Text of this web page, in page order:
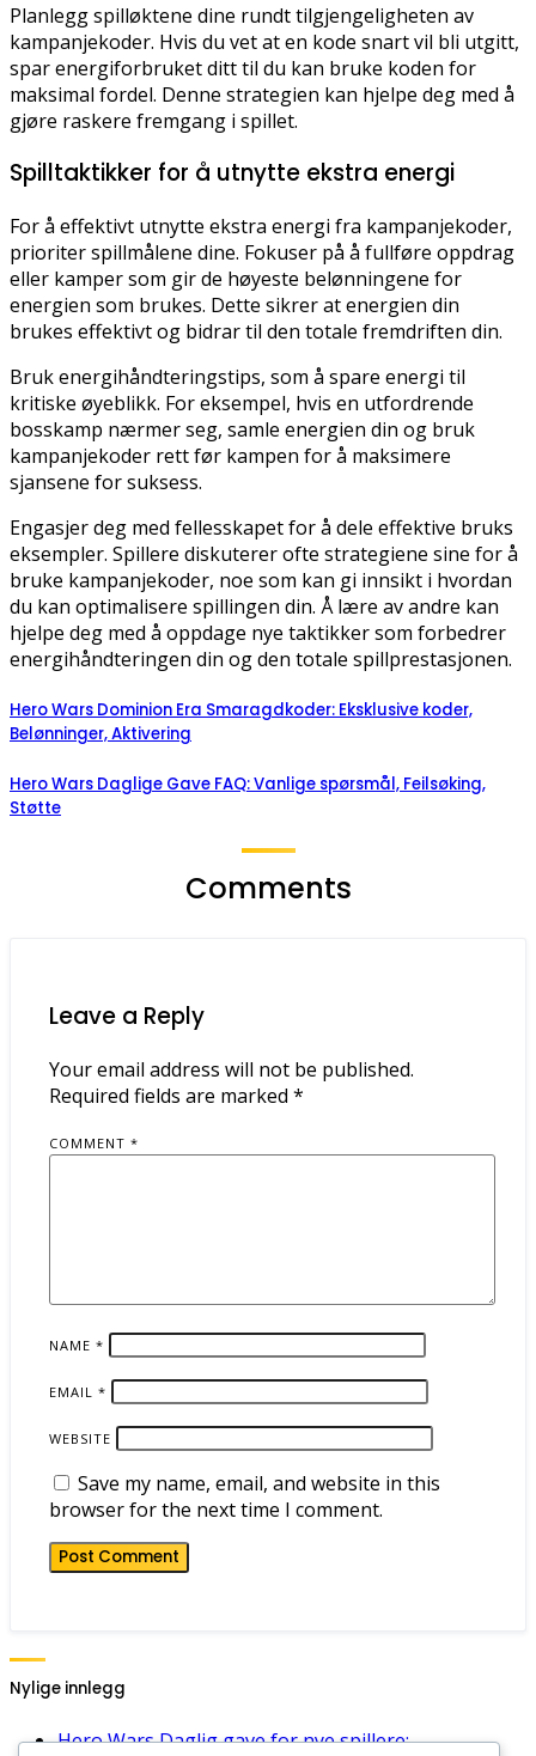
Planlegg spilløktene dine rundt tilgjengeligheten av
kampanjekoder. Hvis du vet at en kode snart vil bli utgitt,
spar energiforbruket ditt til du kan bruke koden for
maksimal fordel. Denne strategien kan hjelpe deg med å
gjøre raskere fremgang i spillet.
Spilltaktikker for å utnytte ekstra energi
For å effektivt utnytte ekstra energi fra kampanjekoder,
prioriter spillmålene dine. Fokuser på å fullføre oppdrag
eller kamper som gir de høyeste belønningene for
energien som brukes. Dette sikrer at energien din
brukes effektivt og bidrar til den totale fremdriften din.
Bruk energihåndteringstips, som å spare energi til
kritiske øyeblikk. For eksempel, hvis en utfordrende
bosskamp nærmer seg, samle energien din og bruk
kampanjekoder rett før kampen for å maksimere
sjansene for suksess.
Engasjer deg med fellesskapet for å dele effektive bruks
eksempler. Spillere diskuterer ofte strategiene sine for å
bruke kampanjekoder, noe som kan gi innsikt i hvordan
du kan optimalisere spillingen din. Å lære av andre kan
hjelpe deg med å oppdage nye taktikker som forbedrer
energihåndteringen din og den totale spillprestasjonen.
Hero Wars Dominion Era Smaragdkoder: Eksklusive koder,
Belønninger, Aktivering
Hero Wars Daglige Gave FAQ: Vanlige spørsmål, Feilsøking,
Støtte
Comments
Leave a Reply
Your email address will not be published.
Required fields are marked *
COMMENT *
NAME *
EMAIL *
WEBSITE
Save my name, email, and website in this
browser for the next time I comment.
Nylige innlegg
Hero Wars Daglig gave for nye spillere: